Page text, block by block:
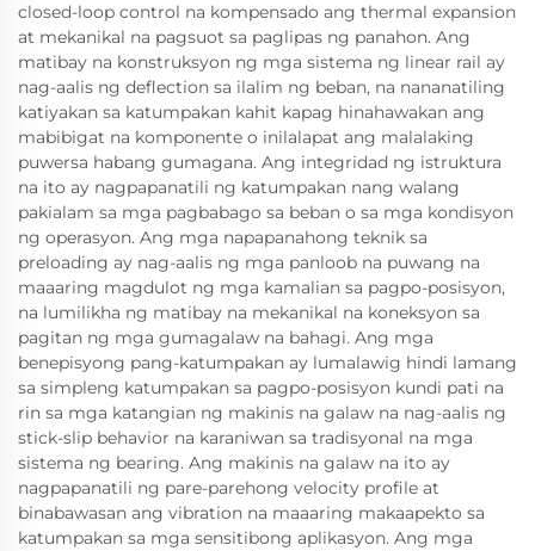
closed-loop control na kompensado ang thermal expansion
at mekanikal na pagsuot sa paglipas ng panahon. Ang
matibay na konstruksyon ng mga sistema ng linear rail ay
nag-aalis ng deflection sa ilalim ng beban, na nananatiling
katiyakan sa katumpakan kahit kapag hinahawakan ang
mabibigat na komponente o inilalapat ang malalaking
puwersa habang gumagana. Ang integridad ng istruktura
na ito ay nagpapanatili ng katumpakan nang walang
pakialam sa mga pagbabago sa beban o sa mga kondisyon
ng operasyon. Ang mga napapanahong teknik sa
preloading ay nag-aalis ng mga panloob na puwang na
maaaring magdulot ng mga kamalian sa pagpo-posisyon,
na lumilikha ng matibay na mekanikal na koneksyon sa
pagitan ng mga gumagalaw na bahagi. Ang mga
benepisyong pang-katumpakan ay lumalawig hindi lamang
sa simpleng katumpakan sa pagpo-posisyon kundi pati na
rin sa mga katangian ng makinis na galaw na nag-aalis ng
stick-slip behavior na karaniwan sa tradisyonal na mga
sistema ng bearing. Ang makinis na galaw na ito ay
nagpapanatili ng pare-parehong velocity profile at
binabawasan ang vibration na maaaring makaapekto sa
katumpakan sa mga sensitibong aplikasyon. Ang mga